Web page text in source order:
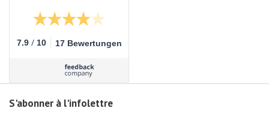
7.9 / 10 17 Bewertungen
S'abonner à l'infolettre